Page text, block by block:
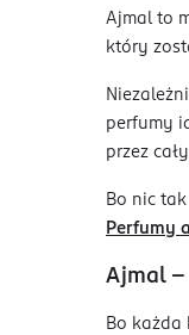
Ajmal to
który
perfumy
przez
Bo nic
Perfumy
Ajmal –
Bo każda